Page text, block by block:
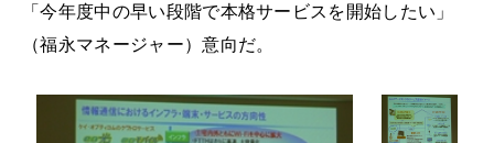
「今年度中の早い段階で本格サービスを開始したい」
（福永マネージャー）意向だ。